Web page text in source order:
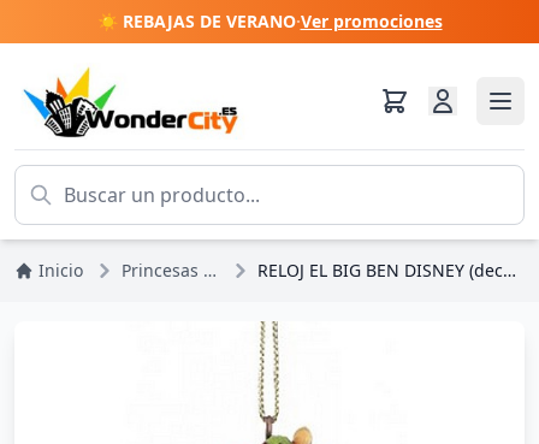
☀️ REBAJAS DE VERANO·Ver promociones
Inicio Princesas Disney RELOJ EL BIG BEN DISNEY (decoración árbol)